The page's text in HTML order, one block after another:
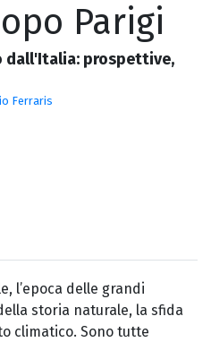
Parigi
dall'Italia: prospettive,
Ferraris
l’epoca delle grandi
storia naturale, la sfida
climatico. Sono tutte